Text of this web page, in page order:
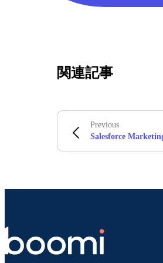
関連記事
Previous
Salesforce